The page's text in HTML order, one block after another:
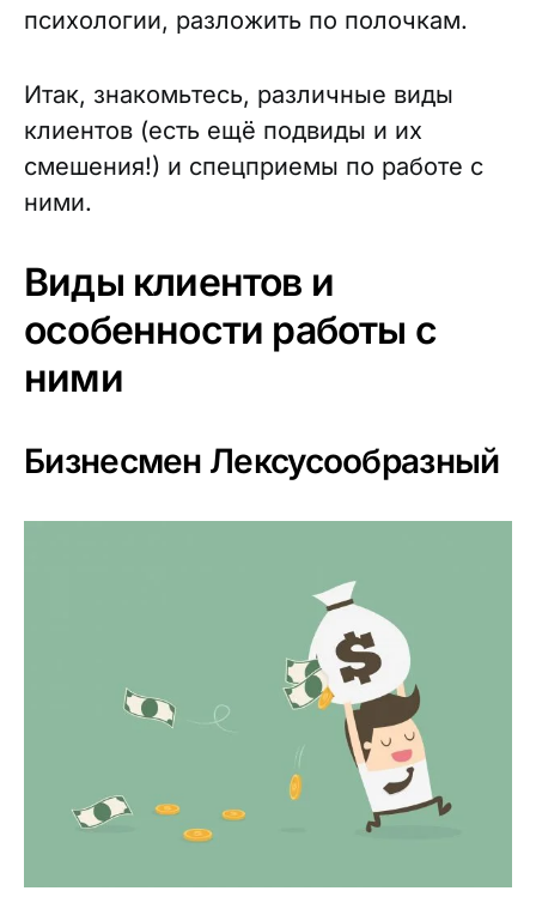
психологии, разложить по полочкам.
Итак, знакомьтесь, различные виды
клиентов (есть ещё подвиды и их
смешения!) и спецприемы по работе с
ними.
Виды клиентов и
особенности работы с
ними
Бизнесмен Лексусообразный